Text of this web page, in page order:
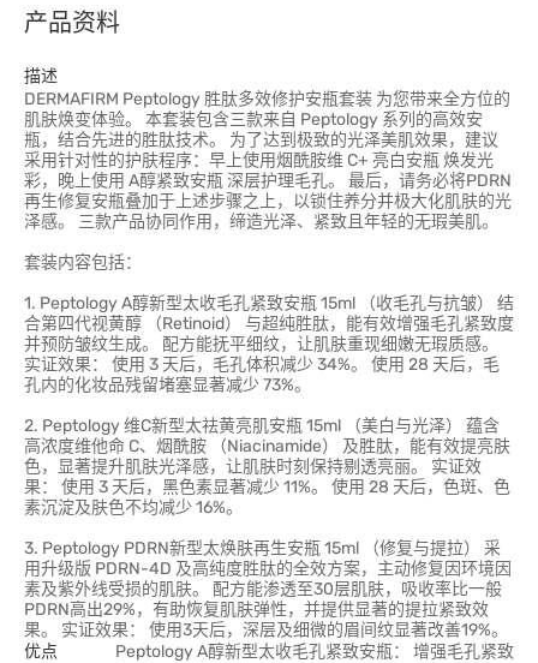
产品资料
描述
DERMAFIRM Peptology 胜肽多效修护安瓶套装 为您带来全方位的
肌肤焕变体验。 本套装包含三款来自 Peptology 系列的高效安
瓶，结合先进的胜肽技术。 为了达到极致的光泽美肌效果，建议
采用针对性的护肤程序：早上使用烟酰胺维 C+ 亮白安瓶 焕发光
彩，晚上使用 A醇紧致安瓶 深层护理毛孔。 最后，请务必将PDRN
再生修复安瓶叠加于上述步骤之上，以锁住养分并极大化肌肤的光
泽感。 三款产品协同作用，缔造光泽、紧致且年轻的无瑕美肌。
套装内容包括：
1. Peptology A醇新型太收毛孔紧致安瓶 15ml （收毛孔与抗皱） 结
合第四代视黄醇 （Retinoid） 与超纯胜肽，能有效增强毛孔紧致度
并预防皱纹生成。 配方能抚平细纹，让肌肤重现细嫩无瑕质感。
实证效果： 使用 3 天后，毛孔体积减少 34%。 使用 28 天后，毛
孔内的化妆品残留堵塞显著减少 73%。
2. Peptology 维C新型太祛黄亮肌安瓶 15ml （美白与光泽） 蕴含
高浓度维他命 C、烟酰胺 （Niacinamide） 及胜肽，能有效提亮肤
色，显著提升肌肤光泽感，让肌肤时刻保持剔透亮丽。 实证效
果： 使用 3 天后，黑色素显著减少 11%。 使用 28 天后，色斑、色
素沉淀及肤色不均减少 16%。
3. Peptology PDRN新型太焕肤再生安瓶 15ml （修复与提拉） 采
用升级版 PDRN-4D 及高纯度胜肽的全效方案，主动修复因环境因
素及紫外线受损的肌肤。 配方能渗透至30层肌肤，吸收率比一般
PDRN高出29%，有助恢复肌肤弹性，并提供显著的提拉紧致效
果。 实证效果： 使用3天后，深层及细微的眉间纹显著改善19%。
优点
Peptology A醇新型太收毛孔紧致安瓶： 增强毛孔紧致